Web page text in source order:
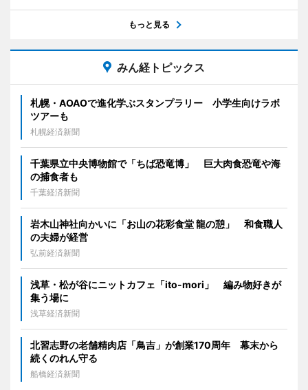
もっと見る
みん経トピックス
札幌・AOAOで進化学ぶスタンプラリー 小学生向けラボ
ツアーも
札幌経済新聞
千葉県立中央博物館で「ちば恐竜博」 巨大肉食恐竜や海
の捕食者も
千葉経済新聞
岩木山神社向かいに「お山の花彩食堂 龍の憩」 和食職人
の夫婦が経営
弘前経済新聞
浅草・松が谷にニットカフェ「ito-mori」 編み物好きが
集う場に
浅草経済新聞
北習志野の老舗精肉店「鳥吉」が創業170周年 幕末から
続くのれん守る
船橋経済新聞